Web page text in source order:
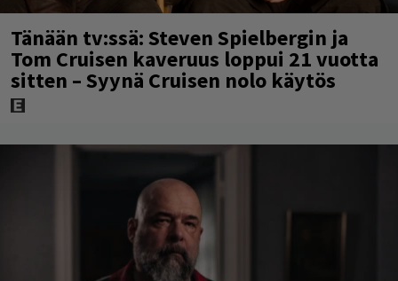
Tänään tv:ssä: Steven Spielbergin ja
Tom Cruisen kaveruus loppui 21 vuotta
sitten – Syynä Cruisen nolo käytös